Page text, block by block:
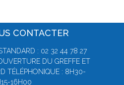
CONTACTER
: 02 32 44 78 27
DU GREFFE ET
TÉLÉPHONIQUE : 8H30-
16H00